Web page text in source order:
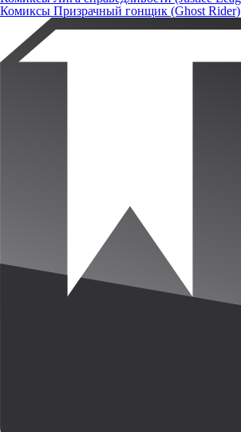
Комиксы Призрачный гонщик (Ghost Rider)